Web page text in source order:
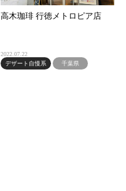
高木珈琲 行徳メトロピア店
2022.07.22
デザート自慢系
千葉県